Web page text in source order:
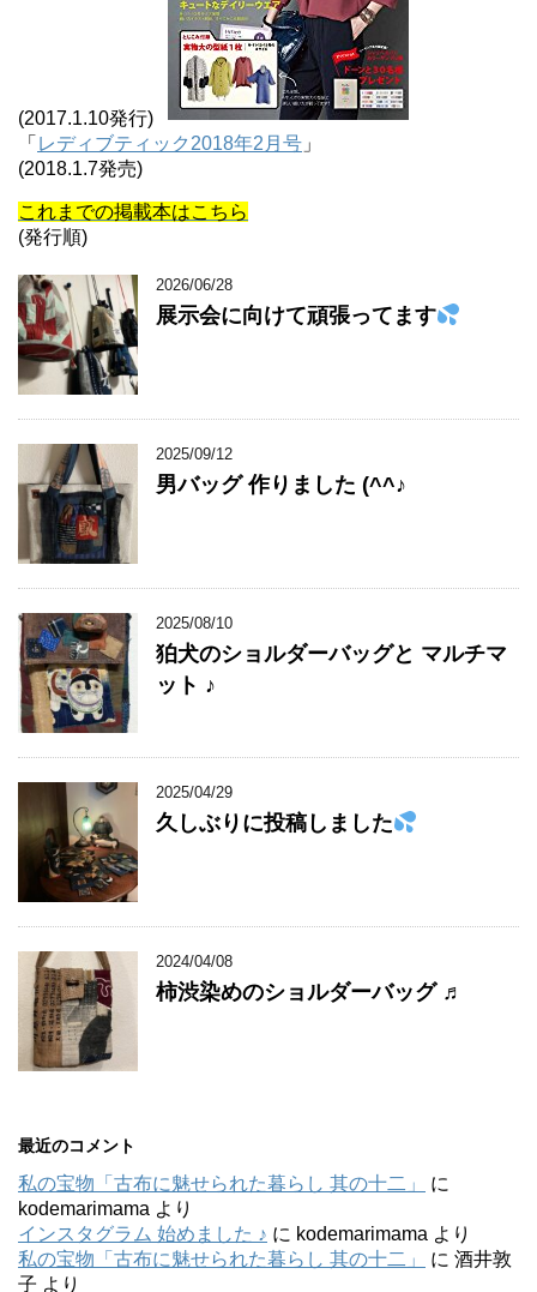
(2017.1.10発行)
「 レディブティック2018年2月号 」
(2018.1.7発売)
これまでの掲載本はこちら
(発行順)
2026/06/28
展示会に向けて頑張ってます
2025/09/12
男バッグ 作りました (^^♪
2025/08/10
狛犬のショルダーバッグと マルチマ
ット ♪
2025/04/29
久しぶりに投稿しました
2024/04/08
柿渋染めのショルダーバッグ ♬
最近のコメント
私の宝物「古布に魅せられた暮らし 其の十二」
に
kodemarimama より
インスタグラム 始めました ♪ に kodemarimama より
私の宝物「古布に魅せられた暮らし 其の十二」
に 酒井敦
子 より